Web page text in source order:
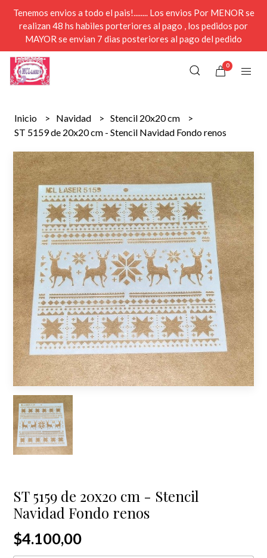
Tenemos envios a todo el pais!........ Los envios Por MENOR se
realizan 48 hs habiles porteriores al pago , los pedidos por
MAYOR se envian 7 dias posteriores al pago del pedido
0
Inicio Navidad
Stencil 20x20 cm
ST 5159 de 20x20 cm - Stencil Navidad Fondo renos
ST 5159 de 20x20 cm - Stencil
Navidad Fondo renos
$4.100,00